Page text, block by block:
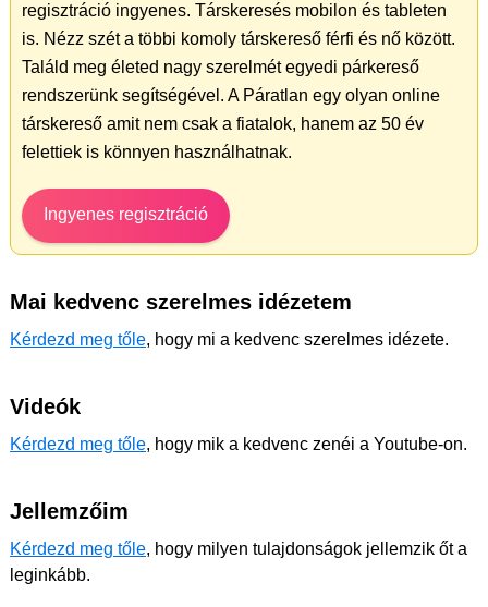
regisztráció ingyenes. Társkeresés mobilon és tableten
is. Nézz szét a többi komoly társkereső férfi és nő között.
Találd meg életed nagy szerelmét egyedi párkereső
rendszerünk segítségével. A Páratlan egy olyan online
társkereső amit nem csak a fiatalok, hanem az 50 év
felettiek is könnyen használhatnak.
Ingyenes regisztráció
Mai kedvenc szerelmes idézetem
Kérdezd meg tőle, hogy mi a kedvenc szerelmes idézete.
Videók
Kérdezd meg tőle, hogy mik a kedvenc zenéi a Youtube-on.
Jellemzőim
Kérdezd meg tőle, hogy milyen tulajdonságok jellemzik őt a
leginkább.